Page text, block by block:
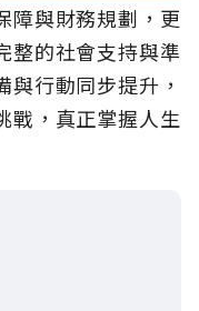
障與財務規劃，更
整的社會支持與準
行動同步提升，
戰，真正掌握人生